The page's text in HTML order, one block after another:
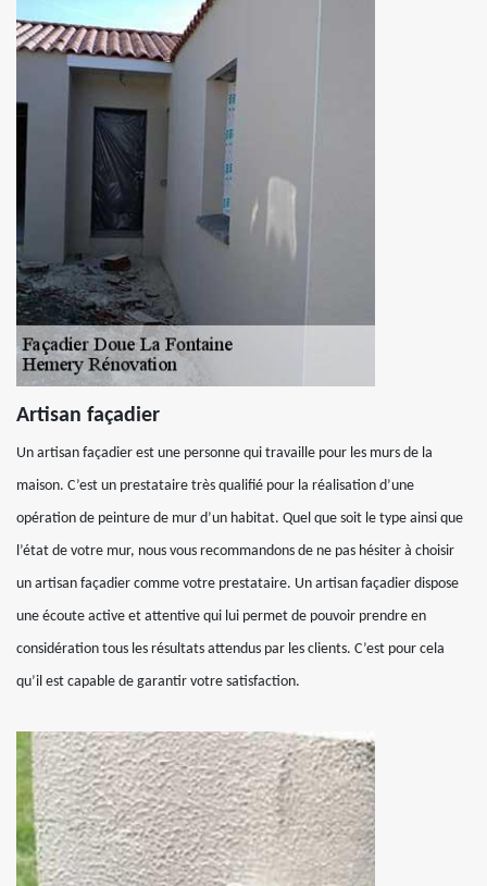
Artisan façadier
Un artisan façadier est une personne qui travaille pour les murs de la
maison. C’est un prestataire très qualifié pour la réalisation d’une
opération de peinture de mur d’un habitat. Quel que soit le type ainsi que
l’état de votre mur, nous vous recommandons de ne pas hésiter à choisir
un artisan façadier comme votre prestataire. Un artisan façadier dispose
une écoute active et attentive qui lui permet de pouvoir prendre en
considération tous les résultats attendus par les clients. C’est pour cela
qu’il est capable de garantir votre satisfaction.